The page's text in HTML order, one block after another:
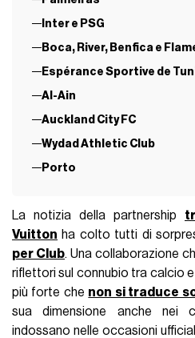
Inter e PSG
Boca, River, Benfica e
Espérance Sportive de
Al-Ain
Auckland City FC
Wydad Athletic Club
Porto
La notizia della partnership
Vuitton ha colto tutti di
per Club. Una collaborazione
riflettori sul connubio tra calcio
più forte che non si traduce
sua dimensione anche nei
indossano nelle occasioni